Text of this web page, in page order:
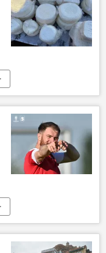
გარემოს დაცვისა და სოფლის მეურნეობის სამინისტრო